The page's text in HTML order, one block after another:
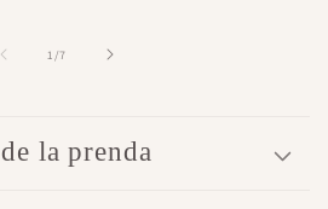
1/de
7
la prenda